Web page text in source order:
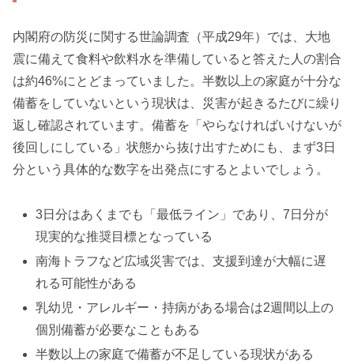
内閣府の防災に関する世論調査（平成29年）では、大地
震に備えて食料や飲料水を準備していると答えた人の割合
は約46%にとどまっていました。半数以上の家庭が十分な
備蓄をしていないという現状は、災害が起きるたびに繰り
返し確認されています。備蓄を「やらなければいけないが
後回しにしている」状態から抜け出すためにも、まず3日
分という具体的な数字を出発点にするとよいでしょう。
3日分はあくまでも「最低ライン」であり、7日分が
現実的な推奨目標となっている
南海トラフなど広域災害では、支援到達が大幅に遅
れる可能性がある
乳幼児・アレルギー・持病がある場合は2週間以上の
個別備蓄が必要なこともある
半数以上の家庭で備蓄が不足している現状がある